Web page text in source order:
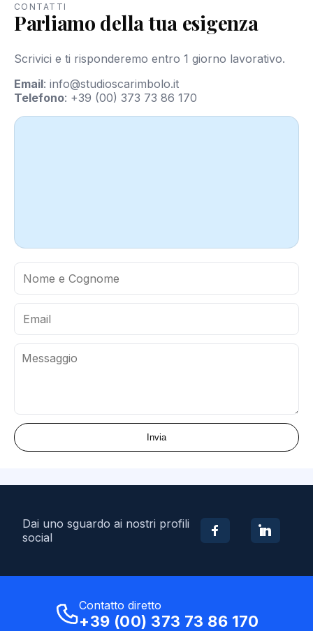
CONTATTI
Parliamo della tua esigenza
Scrivici e ti risponderemo entro 1 giorno lavorativo.
Email: info@studioscarimbolo.it
Telefono: +39 (00) 373 73 86 170
Invia
Dai uno sguardo ai nostri profili
social
Contatto diretto
+39 (00) 373 73 86 170